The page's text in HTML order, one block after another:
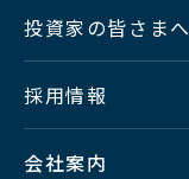
投資家の皆さまへ
採用情報
会社案内